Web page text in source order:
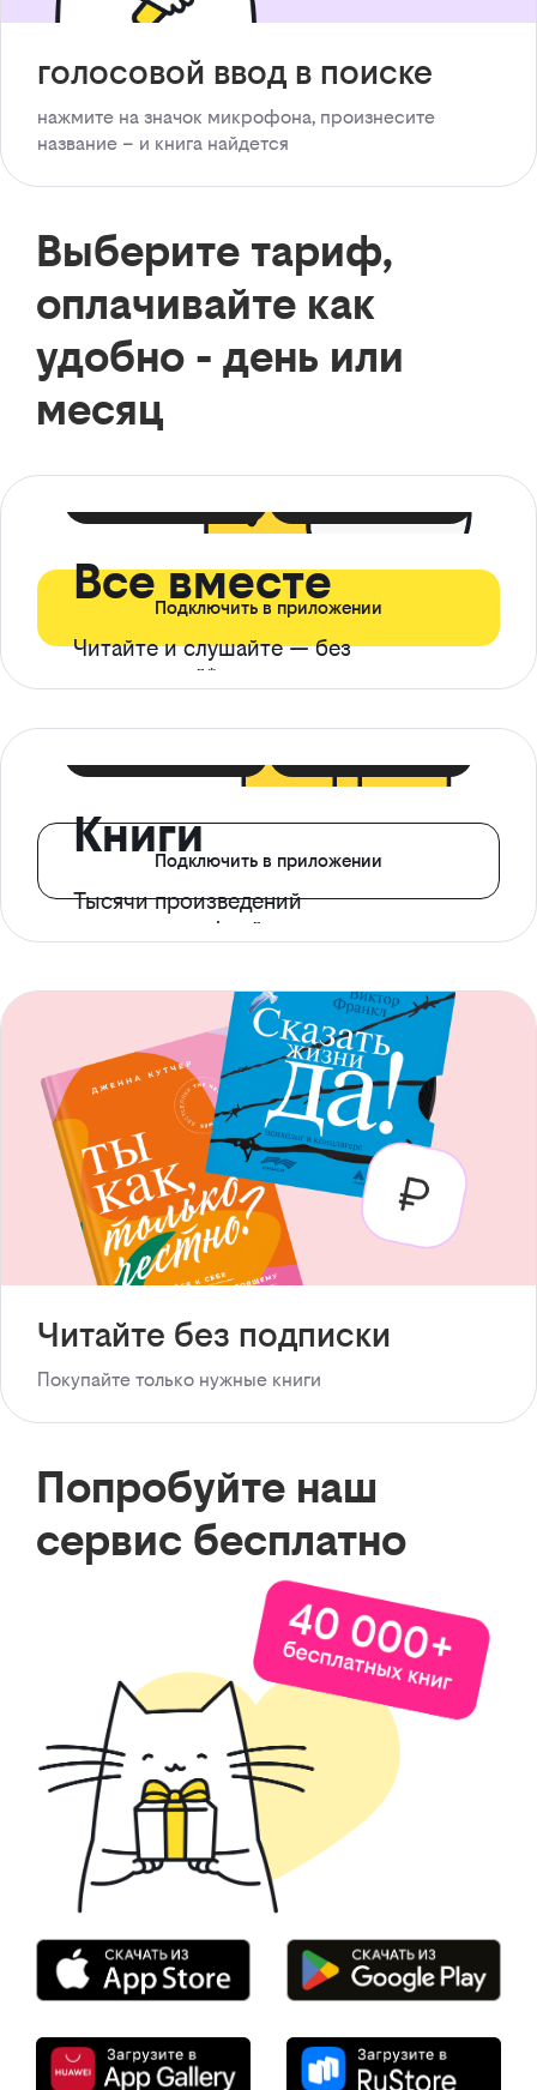
голосовой ввод в поиске
нажмите на значок микрофона, произнесите
название – и книга найдется
Выберите тариф,
оплачивайте как
удобно - день или
месяц
Все вместе
Читайте и слушайте — без
ограничений*
Подключить в приложении
Книги
Тысячи произведений
с доступом офлайн
Подключить в приложении
Читайте без подписки
Покупайте только нужные книги
Попробуйте наш
сервис бесплатно